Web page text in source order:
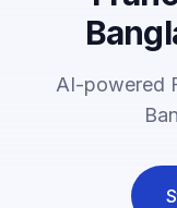
AI-powered